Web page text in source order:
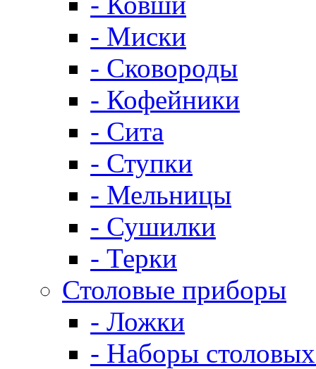
- Миски
- Сковороды
- Кофейники
- Сита
- Ступки
- Мельницы
- Сушилки
- Терки
Столовые приборы
- Ложки
- Наборы